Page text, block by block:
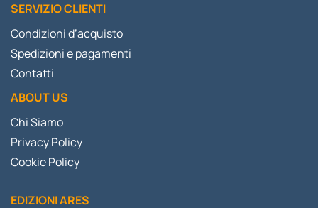
SERVIZIO CLIENTI
Condizioni d’acquisto
Spedizioni e pagamenti
Contatti
ABOUT US
Chi Siamo
Privacy Policy
Cookie Policy
EDIZIONI ARES